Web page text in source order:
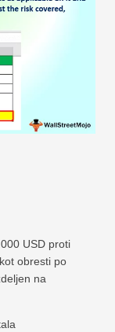
USD proti
obresti po
na